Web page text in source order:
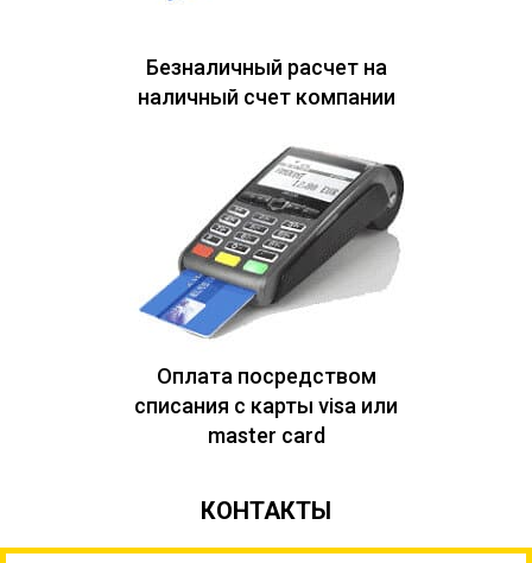
Безналичный расчет на
наличный счет компании
Оплата посредством
списания с карты visa или
master card
КОНТАКТЫ